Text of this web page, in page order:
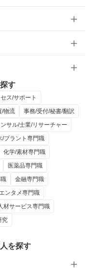
す
ス/サポート
/物流
事務/受付/秘書/翻訳
サル/士業/リサーチャー
/プラント専門職
化学/素材専門職
医薬品専門職
金融専門職
ンタメ専門職
材サービス専門職
究
を探す